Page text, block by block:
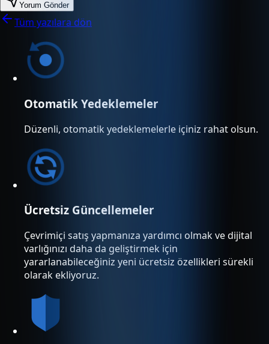
Yorum Gönder
Tüm yazılara dön
Otomatik Yedeklemeler
Düzenli, otomatik yedeklemelerle içiniz rahat olsun.
Ücretsiz Güncellemeler
Çevrimiçi satış yapmanıza yardımcı olmak ve dijital
varlığınızı daha da geliştirmek için
yararlanabileceğiniz yeni ücretsiz özellikleri sürekli
olarak ekliyoruz.